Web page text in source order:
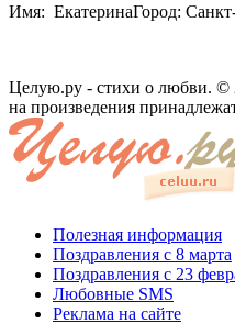
Имя: ЕкатеринаГород:
Целую.ру - стихи о любви. ©
на произведения
Полезная информация
Поздравления с 8 марта
Поздравления с 23
Любовные SMS
Реклама на сайте